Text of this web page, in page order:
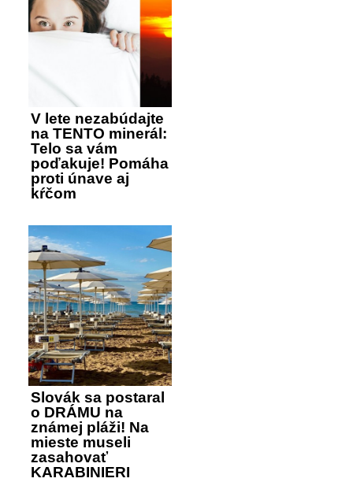
V lete nezabúdajte
na TENTO minerál:
Telo sa vám
poďakuje! Pomáha
proti únave aj
kŕčom
Slovák sa postaral
o DRÁMU na
známej pláži! Na
mieste museli
zasahovať
KARABINIERI